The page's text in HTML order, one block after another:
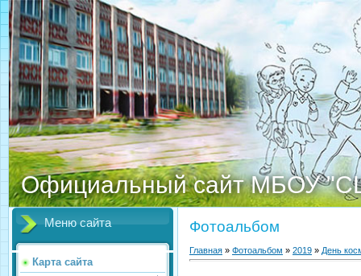
Официальный сайт МБОУ
Меню сайта
Карта сайта
Фотоальбом
Главная » Фотоальбом » 2019 » День